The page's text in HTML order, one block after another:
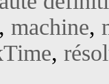
, machine,
,